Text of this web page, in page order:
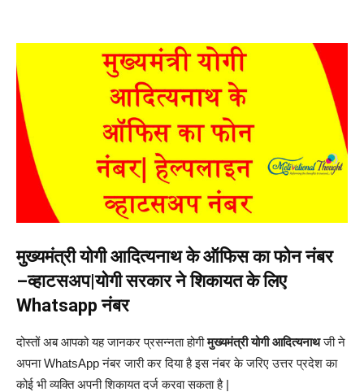
मुख्यमंत्री योगी आदित्यनाथ के ऑफिस का फोन नंबर
–व्हाटसअप|योगी सरकार ने शिकायत के लिए
Whatsapp नंबर
दोस्तों अब आपको यह जानकर प्रसन्नता होगीमुख्यमंत्री योगी आदित्यनाथ जी ने
अपना WhatsApp नंबर जारी कर दिया है इस नंबर के जरिए उत्तर प्रदेश का
कोई भी व्यक्ति अपनी शिकायत दर्ज करवा सकता है |